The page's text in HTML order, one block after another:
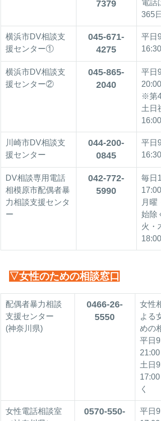
7379
電話は
365
横浜市DV相談支
援センター①
045-671-
4275
平日
16:30
横浜市DV相談支
援センター②
045-865-
2040
平日
20:00
※第4
土日
16:00
川崎市DV相談支
援センター
044-200-
0845
平日
16:30
DV相談専用電話
相模原市配偶者暴
力相談支援センタ
ー
042-772-
5990
毎日
月曜
始除く
火・
18:00
▽女性のための相談窓口
配偶者暴力相談
支援センター
(神奈川県)
0466-26-
5550
女性
よる
めの
平日
21:00
土日
く
女性電話相談室
0570-550-
平日